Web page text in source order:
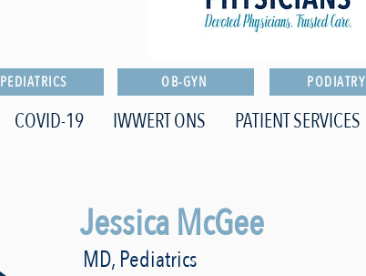
PEDIATRICS OB-GYN PODIATRY
COVID-19 IWWERT ONS PATIENT SERVICES
Jessica McGee
MD, Pediatrics